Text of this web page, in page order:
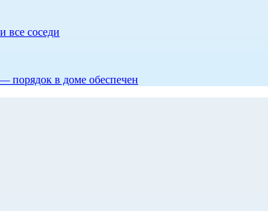
все соседи
порядок в доме обеспечен